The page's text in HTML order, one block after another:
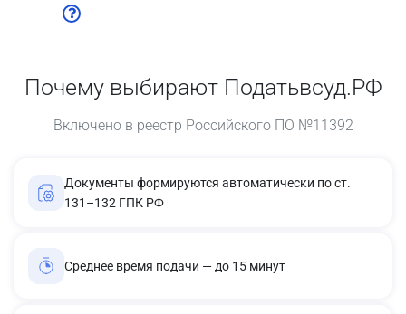
Почему выбирают Податьвсуд.РФ
Включено в реестр Российского ПО №11392
Документы формируются автоматически по ст.
131–132 ГПК РФ
Среднее время подачи — до 15 минут